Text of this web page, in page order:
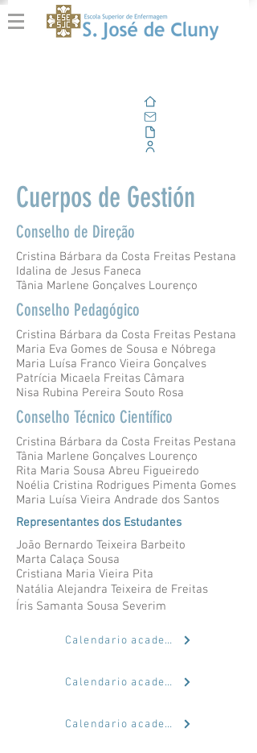
Cuerpos de Gestión
Conselho de Direção
Cristina Bárbara da Costa Freitas Pestana
Idalina de Jesus Faneca
Tânia Marlene Gonçalves Lourenço
Conselho Pedagógico
Cristina Bárbara da Costa Freitas Pestana
Maria Eva Gomes de Sousa e Nóbrega
Maria Luísa Franco Vieira Gonçalves
Patrícia Micaela Freitas Câmara
Nisa Rubina Pereira Souto Rosa
Conselho Técnico Científico
Cristina Bárbara da Costa Freitas Pestana
Tânia Marlene Gonçalves Lourenço
Rita Maria Sousa Abreu Figueiredo
Noélia Cristina Rodrigues Pimenta Gomes
Maria Luísa Vieira Andrade dos Santos
Representantes dos Estudantes
João Bernardo Teixeira Barbeito
Marta Calaça Sousa
Cristiana Maria Vieira Pita
Natália Alejandra Teixeira de Freitas
Íris Samanta Sousa Severim
Calendario academico
Calendario academico
Calendario academico